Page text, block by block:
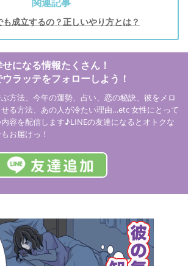
成立するの？正しいやり方とは？
になる情報たくさん！
ラッテをフォローしよう！
方法、今年の運勢、占い、恋の秘訣、彼をメロ
せる方法、あの人が冷たい理由…etc 女性にとって
容を配信します♪LINEの友達になるとオトクな
お届けっ！